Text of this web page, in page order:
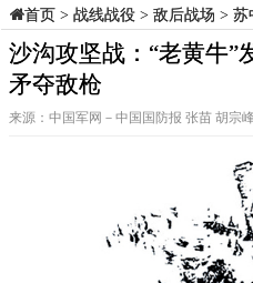
首页> 战线战役> 敌后战场 > 苏
沙沟攻坚战：“老黄牛
矛夺敌枪
来源：中国军网－中国国防报 张苗 胡宗